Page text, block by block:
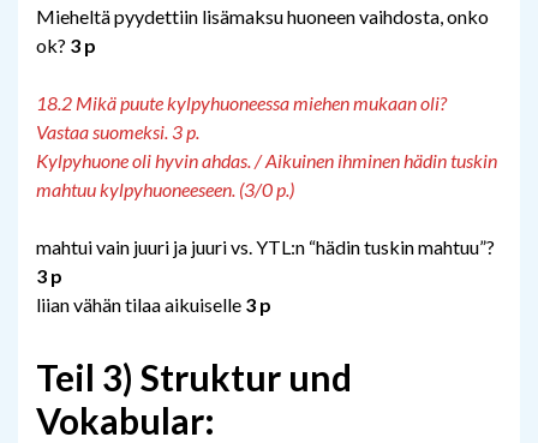
Mieheltä pyydettiin lisämaksu huoneen vaihdosta, onko
ok? 3 p
18.2 Mikä puute kylpyhuoneessa miehen mukaan oli?
Vastaa suomeksi. 3 p.
Kylpyhuone oli hyvin ahdas. / Aikuinen ihminen hädin tuskin
mahtuu kylpyhuoneeseen. (3/0 p.)
mahtui vain juuri ja juuri vs. YTL:n “hädin tuskin mahtuu”?
3 p
liian vähän tilaa aikuiselle 3 p
Teil 3) Struktur und
Vokabular: